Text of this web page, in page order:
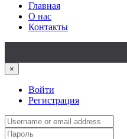
Главная
О нас
Контакты
×
Войти
Регистрация